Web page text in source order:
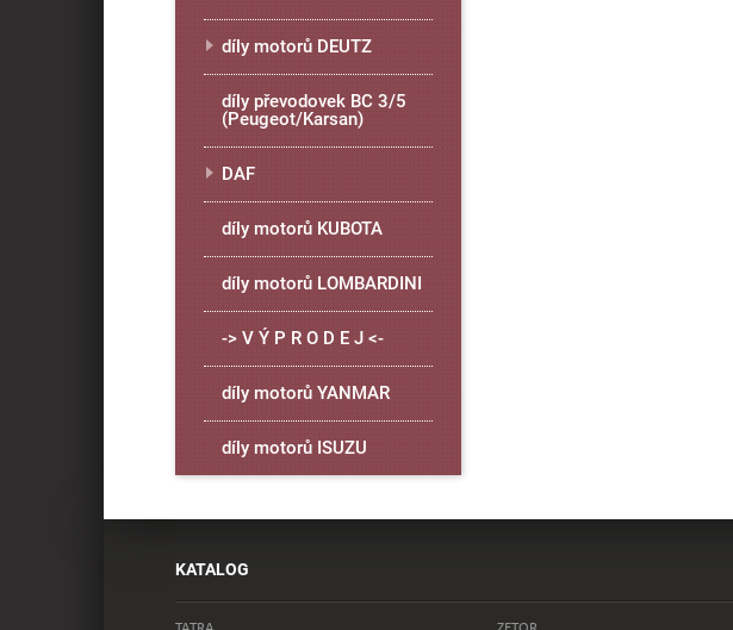
díly motorů DEUTZ
díly převodovek BC 3/5
(Peugeot/Karsan)
DAF
díly motorů KUBOTA
díly motorů LOMBARDINI
-> V Ý P R O D E J <-
díly motorů YANMAR
díly motorů ISUZU
KATALOG